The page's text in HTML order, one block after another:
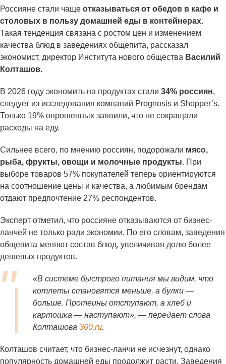
Россияне стали чаще отказываться от обедов в кафе и
столовых в пользу домашней еды в контейнерах.
Такая тенденция связана с ростом цен и изменением
качества блюд в заведениях общепита, рассказал
экономист, директор Института нового общества Василий
Колташов.
В 2026 году экономить на продуктах стали 34% россиян,
следует из исследования компаний Prognosis и Shopper’s.
Только 19% опрошенных заявили, что не сокращали
расходы на еду.
Сильнее всего, по мнению россиян, подорожали мясо,
рыба, фрукты, овощи и молочные продукты. При
выборе товаров 57% покупателей теперь ориентируются
на соотношение цены и качества, а любимым брендам
отдают предпочтение 27% респондентов.
Эксперт отметил, что россияне отказываются от бизнес-
ланчей не только ради экономии. По его словам, заведения
общепита меняют состав блюд, увеличивая долю более
дешевых продуктов.
«В системе быстрого питания мы видим, что
котлеты становятся меньше, а булки —
больше. Протеины отступают, а хлеб и
картошка — наступают», — передает слова
Колташова 360.ru.
Колташов считает, что бизнес-ланчи не исчезнут, однако
популярность домашней еды продолжит расти. Заведения